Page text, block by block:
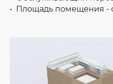
Площадь помещения -